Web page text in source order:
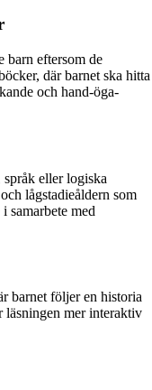
barn eftersom de
där barnet ska hitta
och hand-öga-
språk eller logiska
lågstadieåldern som
samarbete med
barnet följer en historia
läsningen mer interaktiv